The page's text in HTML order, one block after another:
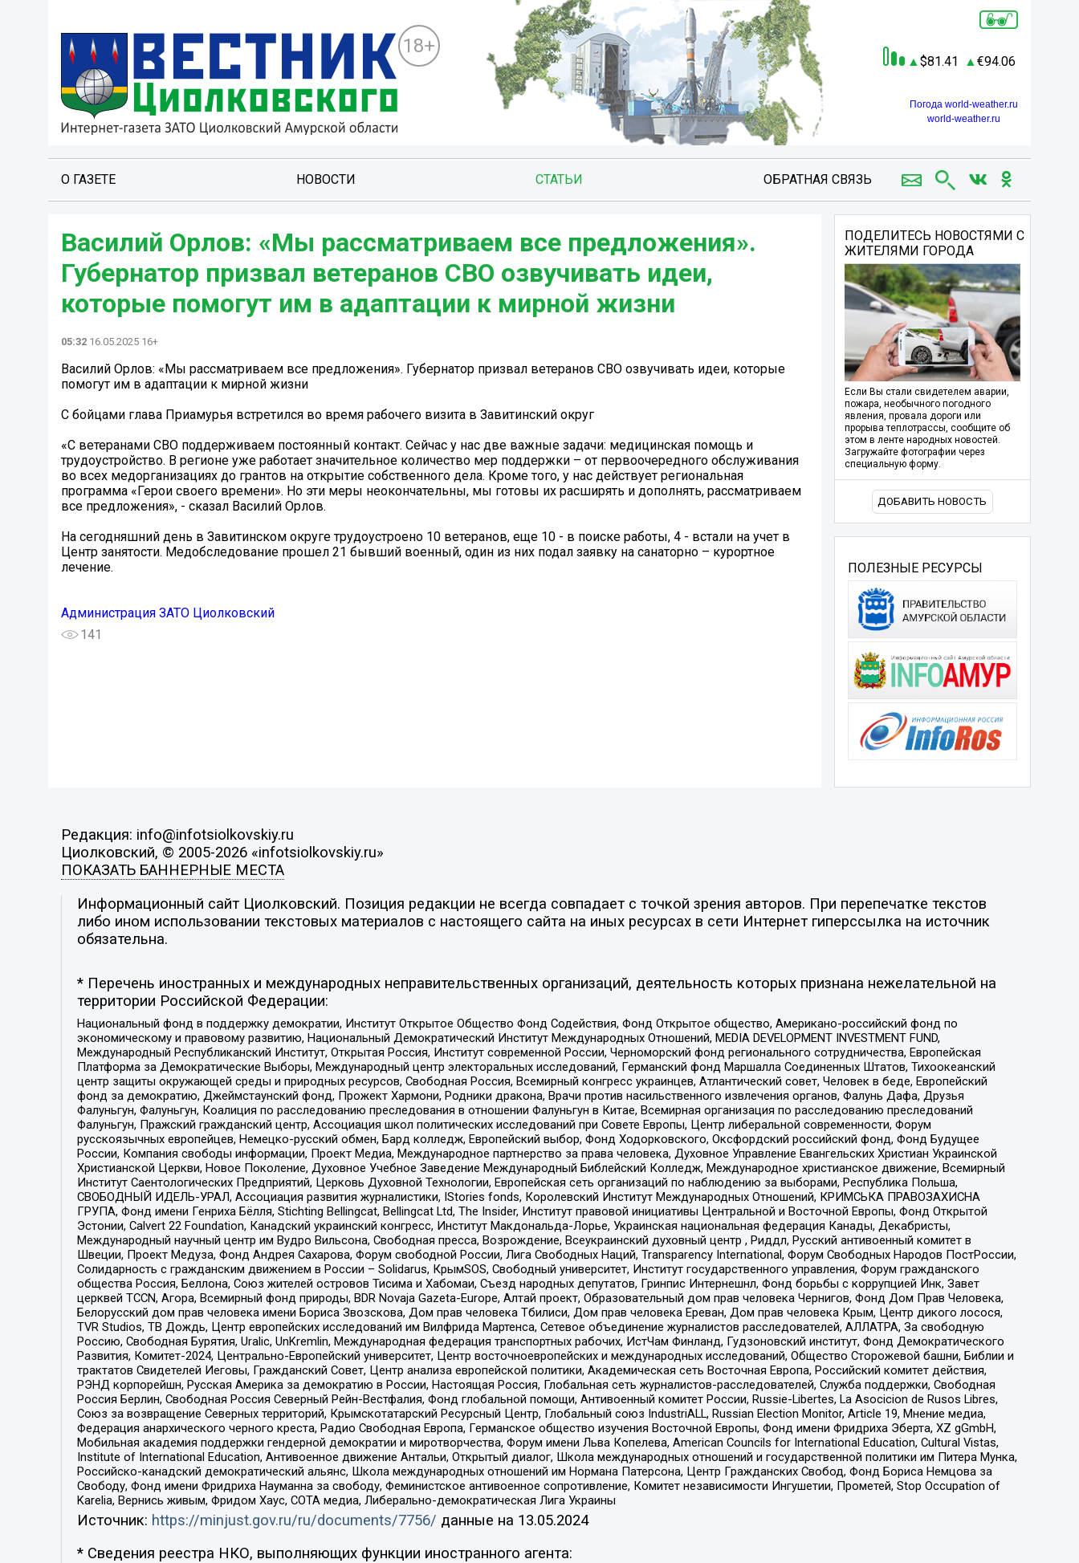
18+
81.41 94.06
Погода world-weather.ru
world-weather.ru
О ГАЗЕТЕ НОВОСТИ СТАТЬИ ОБРАТНАЯ СВЯЗЬ
Василий Орлов: «Мы рассматриваем все предложения».
Губернатор призвал ветеранов СВО озвучивать идеи,
которые помогут им в адаптации к мирной жизни
05:32 16.05.2025 16+
Василий Орлов: «Мы рассматриваем все предложения». Губернатор призвал ветеранов СВО озвучивать идеи, которые
помогут им в адаптации к мирной жизни
С бойцами глава Приамурья встретился во время рабочего визита в Завитинский округ
«С ветеранами СВО поддерживаем постоянный контакт. Сейчас у нас две важные задачи: медицинская помощь и
трудоустройство. В регионе уже работает значительное количество мер поддержки – от первоочередного обслуживания
во всех медорганизациях до грантов на открытие собственного дела. Кроме того, у нас действует региональная
программа «Герои своего времени». Но эти меры неокончательны, мы готовы их расширять и дополнять, рассматриваем
все предложения», - сказал Василий Орлов.
На сегодняшний день в Завитинском округе трудоустроено 10 ветеранов, еще 10 - в поиске работы, 4 - встали на учет в
Центр занятости. Медобследование прошел 21 бывший военный, один из них подал заявку на санаторно – курортное
лечение.
Администрация ЗАТО Циолковский
141
ПОДЕЛИТЕСЬ НОВОСТЯМИ С
ЖИТЕЛЯМИ ГОРОДА
Если Вы стали свидетелем аварии,
пожара, необычного погодного
явления, провала дороги или
прорыва теплотрассы, сообщите об
этом в ленте народных новостей.
Загружайте фотографии через
специальную форму.
ДОБАВИТЬ НОВОСТЬ
ПОЛЕЗНЫЕ РЕСУРСЫ
Редакция: info@infotsiolkovskiy.ru
Циолковский, © 2005-2026 «infotsiolkovskiy.ru»
ПОКАЗАТЬ БАННЕРНЫЕ МЕСТА
Информационный сайт Циолковский. Позиция редакции не всегда совпадает с точкой зрения авторов. При перепечатке текстов
либо ином использовании текстовых материалов с настоящего сайта на иных ресурсах в сети Интернет гиперссылка на источник
обязательна.
* Перечень иностранных и международных неправительственных организаций, деятельность которых признана нежелательной на
территории Российской Федерации:
Национальный фонд в поддержку демократии, Институт Открытое Общество Фонд Содействия, Фонд Открытое общество, Американо-российский фонд по
экономическому и правовому развитию, Национальный Демократический Институт Международных Отношений, MEDIA DEVELOPMENT INVESTMENT FUND,
Международный Республиканский Институт, Открытая Россия, Институт современной России, Черноморский фонд регионального сотрудничества, Европейская
Платформа за Демократические Выборы, Международный центр электоральных исследований, Германский фонд Маршалла Соединенных Штатов, Тихоокеанский
центр защиты окружающей среды и природных ресурсов, Свободная Россия, Всемирный конгресс украинцев, Атлантический совет, Человек в беде, Европейский
фонд за демократию, Джеймстаунский фонд, Прожект Хармони, Родники дракона, Врачи против насильственного извлечения органов, Фалунь Дафа, Друзья
Фалуньгун, Фалуньгун, Коалиция по расследованию преследования в отношении Фалуньгун в Китае, Всемирная организация по расследованию преследований
Фалуньгун, Пражский гражданский центр, Ассоциация школ политических исследований при Совете Европы, Центр либеральной современности, Форум
русскоязычных европейцев, Немецко-русский обмен, Бард колледж, Европейский выбор, Фонд Ходорковского, Оксфордский российский фонд, Фонд Будущее
России, Компания свободы информации, Проект Медиа, Международное партнерство за права человека, Духовное Управление Евангельских Христиан Украинской
Христианской Церкви, Новое Поколение, Духовное Учебное Заведение Международный Библейский Колледж, Международное христианское движение, Всемирный
Институт Саентологических Предприятий, Церковь Духовной Технологии, Европейская сеть организаций по наблюдению за выборами, Республика Польша,
СВОБОДНЫЙ ИДЕЛЬ-УРАЛ, Ассоциация развития журналистики, IStories fonds, Королевский Институт Международных Отношений, КРИМСЬКА ПРАВОЗАХИСНА
ГРУПА, Фонд имени Генриха Бёлля, Stichting Bellingcat, Bellingcat Ltd, The Insider, Институт правовой инициативы Центральной и Восточной Европы, Фонд Открытой
Эстонии, Calvert 22 Foundation, Канадский украинский конгресс, Институт Макдональда-Лорье, Украинская национальная федерация Канады, Декабристы,
Международный научный центр им Вудро Вильсона, Свободная пресса, Возрождение, Всеукраинский духовный центр , Риддл, Русский антивоенный комитет в
Швеции, Проект Медуза, Фонд Андрея Сахарова, Форум свободной России, Лига Свободных Наций, Transparеncy International, Форум Свободных Народов ПостРоссии,
Солидарность с гражданским движением в России – Solidarus, КрымSOS, Свободный университет, Институт государственного управления, Форум гражданского
общества Россия, Беллона, Союз жителей островов Тисима и Хабомаи, Съезд народных депутатов, Гринпис Интернешнл, Фонд борьбы с коррупцией Инк, Завет
церквей TCCN, Агора, Всемирный фонд природы, BDR Novaja Gazeta-Europe, Алтай проект, Образовательный дом прав человека Чернигов, Фонд Дом Прав Человека,
Белорусский дом прав человека имени Бориса Звозскова, Дом прав человека Тбилиси, Дом прав человека Ереван, Дом прав человека Крым, Центр дикого лосося,
TVR Studios, ТВ Дождь, Центр европейских исследований им Вилфрида Мартенса, Сетевое объединение журналистов расследователей, АЛЛАТРА, За свободную
Россию, Свободная Бурятия, Uralic, UnKremlin, Международная федерация транспортных рабочих, ИстЧам Финланд, Гудзоновский институт, Фонд Демократического
Развития, Комитет-2024, Центрально-Европейский университет, Центр восточноевропейских и международных исследований, Общество Сторожевой башни, Библии и
трактатов Свидетелей Иеговы, Гражданский Совет, Центр анализа европейской политики, Академическая сеть Восточная Европа, Российский комитет действия,
РЭНД корпорейшн, Русская Америка за демократию в России, Настоящая Россия, Глобальная сеть журналистов-расследователей, Служба поддержки, Свободная
Россия Берлин, Свободная Россия Северный Рейн-Вестфалия, Фонд глобальной помощи, Антивоенный комитет России, Russie-Libertes, La Asocicion de Rusos Libres,
Союз за возвращение Северных территорий, Крымскотатарский Ресурсный Центр, Глобальный союз IndustriALL, Russian Election Monitor, Article 19, Мнение медиа,
Федерация анархического черного креста, Радио Свободная Европа, Германское общество изучения Восточной Европы, Фонд имени Фридриха Эберта, XZ gGmbH,
Мобильная академия поддержки гендерной демократии и миротворчества, Форум имени Льва Копелева, American Councils for International Education, Cultural Vistas,
Institute of International Education, Антивоенное движение Антальи, Открытый диалог, Школа международных отношений и государственной политики им Питера Мунка,
Российско-канадский демократический альянс, Школа международных отношений им Нормана Патерсона, Центр Гражданских Свобод, Фонд Бориса Немцова за
Свободу, Фонд имени Фридриха Науманна за свободу, Феминистское антивоенное сопротивление, Комитет независимости Ингушетии, Прометей, Stop Occupation of
Karelia, Вернись живым, Фридом Хаус, СОТА медиа, Либерально-демократическая Лига Украины
Источник: https://minjust.gov.ru/ru/documents/7756/ данные на 13.05.2024
* Сведения реестра НКО, выполняющих функции иностранного агента: